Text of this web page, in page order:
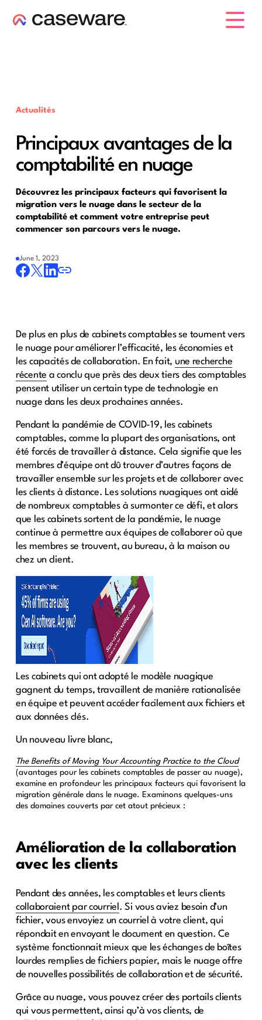
Actualités
Principaux avantages de la
comptabilité en nuage
Découvrez les principaux facteurs qui favorisent la
migration vers le nuage dans le secteur de la
comptabilité et comment votre entreprise peut
commencer son parcours vers le nuage.
June 1, 2023
De plus en plus de cabinets comptables se tournent vers
le nuage pour améliorer l’efficacité, les économies et
les capacités de collaboration. En fait, une recherche
récente a conclu que près des deux tiers des comptables
pensent utiliser un certain type de technologie en
nuage dans les deux prochaines années.
Pendant la pandémie de COVID-19, les cabinets
comptables, comme la plupart des organisations, ont
été forcés de travailler à distance. Cela signifie que les
membres d’équipe ont dû trouver d’autres façons de
travailler ensemble sur les projets et de collaborer avec
les clients à distance. Les solutions nuagiques ont aidé
de nombreux comptables à surmonter ce défi, et alors
que les cabinets sortent de la pandémie, le nuage
continue à permettre aux équipes de collaborer où que
les membres se trouvent, au bureau, à la maison ou
chez un client.
Les cabinets qui ont adopté le modèle nuagique
gagnent du temps, travaillent de manière rationalisée
en équipe et peuvent accéder facilement aux fichiers et
aux données clés.
Un nouveau livre blanc,
The Benefits of Moving Your Accounting Practice to the Cloud
(avantages pour les cabinets comptables de passer au nuage),
examine en profondeur les principaux facteurs qui favorisent la
migration générale dans le nuage. Examinons quelques-uns
des domaines couverts par cet atout précieux :
Amélioration de la collaboration
avec les clients
Pendant des années, les comptables et leurs clients
collaboraient par courriel . Si vous aviez besoin d’un
fichier, vous envoyiez un courriel à votre client, qui
répondait en envoyant le document en question. Ce
système fonctionnait mieux que les échanges de boîtes
lourdes remplies de fichiers papier, mais le nuage offre
de nouvelles possibilités de collaboration et de sécurité.
Grâce au nuage, vous pouvez créer des portails clients
qui vous permettent, ainsi qu’à vos clients, de